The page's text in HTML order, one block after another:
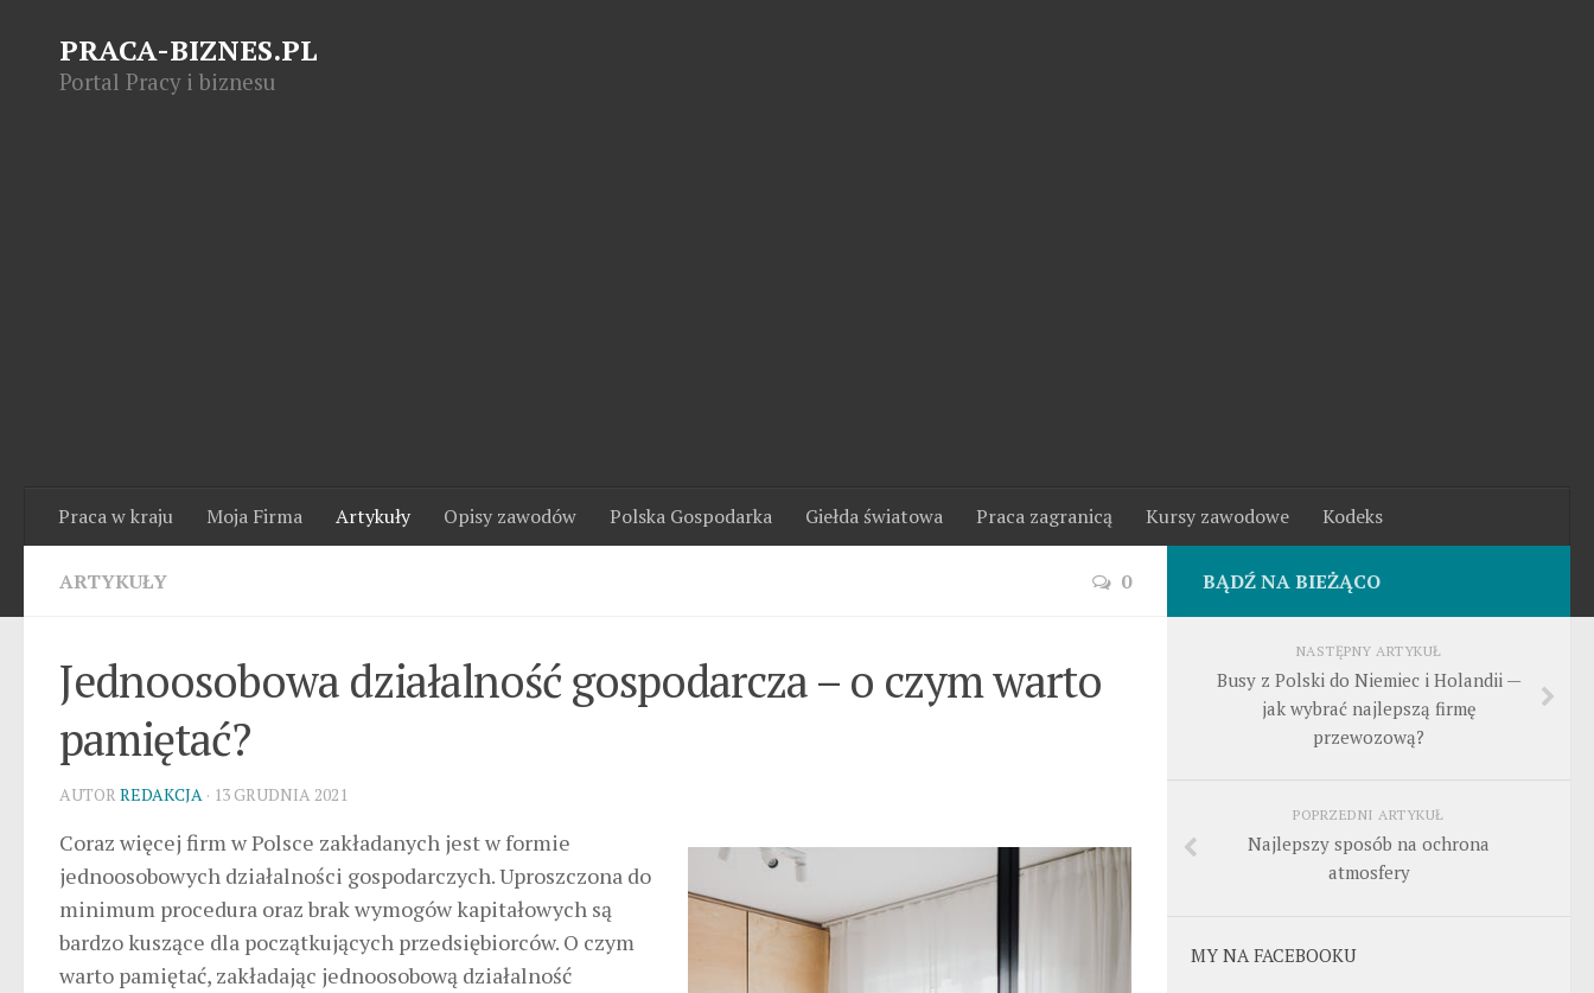
PRACA-BIZNES.PL
Portal Pracy i biznesu
Praca w kraju Moja Firma Artykuły Opisy zawodów Polska Gospodarka Giełda światowa Praca zagranicą Kursy zawodowe Kodeks
ARTYKUŁY 0
Jednoosobowa działalność gospodarcza – o czym warto
pamiętać?
AUTOR REDAKCJA · 13 GRUDNIA 2021
Coraz więcej firm w Polsce zakładanych jest w formie
jednoosobowych działalności gospodarczych. Uproszczona do
minimum procedura oraz brak wymogów kapitałowych są
bardzo kuszące dla początkujących przedsiębiorców. O czym
warto pamiętać, zakładając jednoosobową działalność
BĄDŹ NA BIEŻĄCO
NASTĘPNY ARTYKUŁ
Busy z Polski do Niemiec i Holandii —
jak wybrać najlepszą firmę
przewozową?
POPRZEDNI ARTYKUŁ
Najlepszy sposób na ochrona
atmosfery
MY NA FACEBOOKU